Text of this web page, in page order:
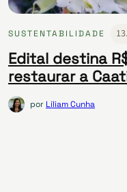
SUSTENTABILIDADE
Edital destina
restaurar a
por Líliam Cunha